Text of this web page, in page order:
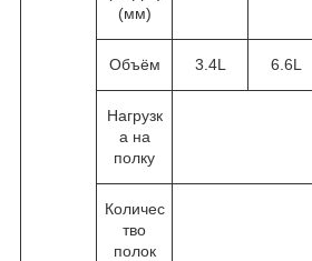
(мм)
Объём 3.4L 6.6L
Нагрузк
а на
полку
Количес
тво
полок